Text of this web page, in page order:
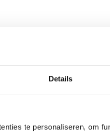
Details
te personaliseren, om